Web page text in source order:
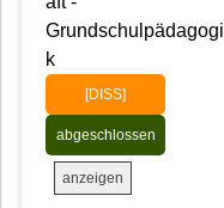
Grundschulpädagogi
k
[DISS]
abgeschlossen
anzeigen